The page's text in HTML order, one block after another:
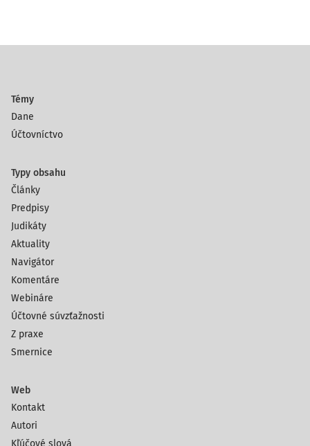
Témy
Dane
Účtovníctvo
Typy obsahu
Články
Predpisy
Judikáty
Aktuality
Navigátor
Komentáre
Webináre
Účtovné súvzťažnosti
Z praxe
Smernice
Web
Kontakt
Autori
Kľúčové slová